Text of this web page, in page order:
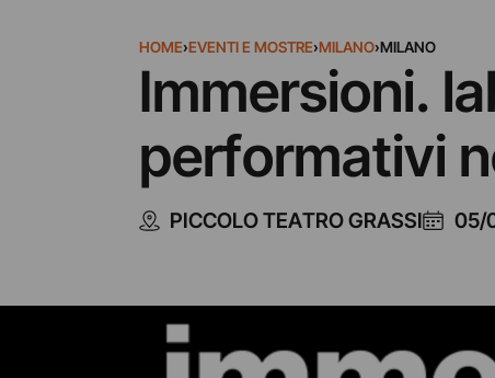
HOME›EVENTI E MOSTRE›MILANO›MILANO
Immersioni.
performativi
PICCOLO TEATRO GRASSI 05/